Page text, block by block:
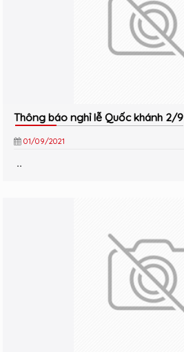
Thông báo nghỉ lễ Quốc khánh 2/9
01/09/2021
..